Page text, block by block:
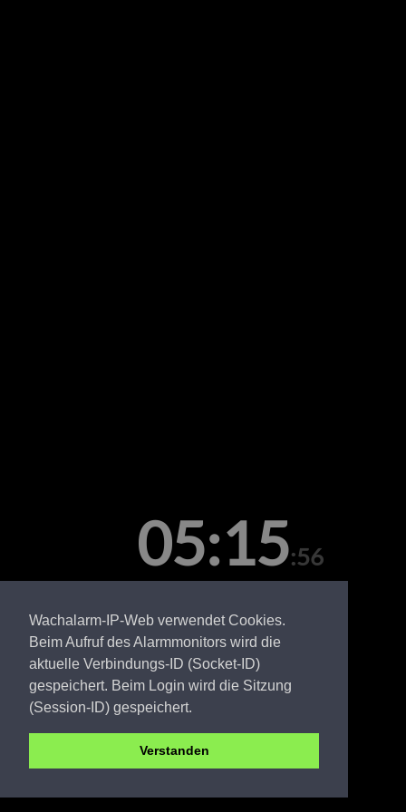
Wachalarm-IP-Web verwendet Cookies.
Beim Aufruf des Alarmmonitors wird die
aktuelle Verbindungs-ID (Socket-ID)
gespeichert. Beim Login wird die Sitzung
(Session-ID) gespeichert.
Verstanden
05:15:56
CB FW Merzdorf